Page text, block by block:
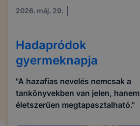
2026. máj. 29.
Hadapródok
gyermeknapja
"A hazafias nevelés nemcsak a
tankönyvekben van jelen, hanem
életszerűen megtapasztalható."